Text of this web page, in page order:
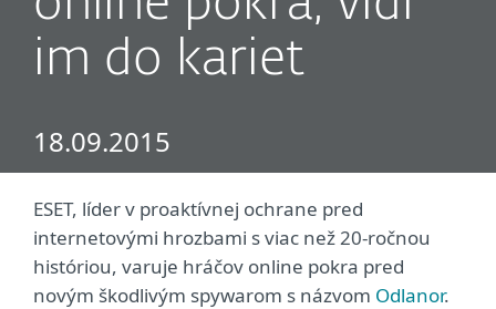
im do kariet
18.09.2015
ESET, líder v proaktívnej ochrane pred
internetovými hrozbami s viac než 20-ročnou
históriou, varuje hráčov online pokra pred
novým škodlivým spywarom s názvom Odlanor.